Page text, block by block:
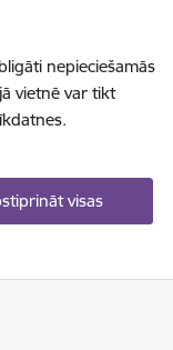
nepieciešamās
vietnē var tikt
visas